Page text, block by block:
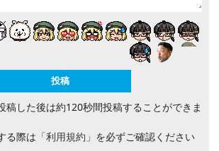
した後は約120秒間投稿することができま
る際は 「利用規約」 を必ずご確認ください